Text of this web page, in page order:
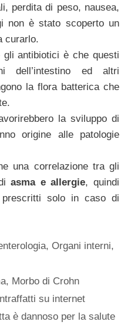
perdita di peso, nausea,
non è stato scoperto un
curarlo.
gli antibiotici è che questi
dell’intestino ed altri
la flora batterica che
la sviluppo di
origine alle patologie
una correlazione tra gli
diasma e allergie, quindi
prescritti solo in caso di
,Organi interni,
, Morbo di Crohn
su internet
è dannoso per la salute